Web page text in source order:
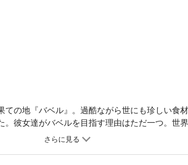
ての地『バベル』。過酷ながら世にも珍しい食
彼女達がバベルを目指す理由はただ一つ。世
だ！豪快最強料理人とモフモフが巻き起こす、